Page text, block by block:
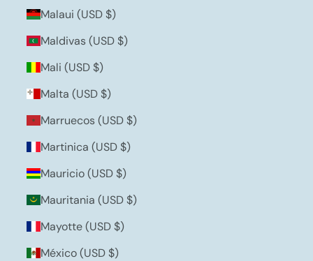
Malaui (USD $)
Maldivas (USD $)
Mali (USD $)
Malta (USD $)
Marruecos (USD $)
Martinica (USD $)
Mauricio (USD $)
Mauritania (USD $)
Mayotte (USD $)
México (USD $)